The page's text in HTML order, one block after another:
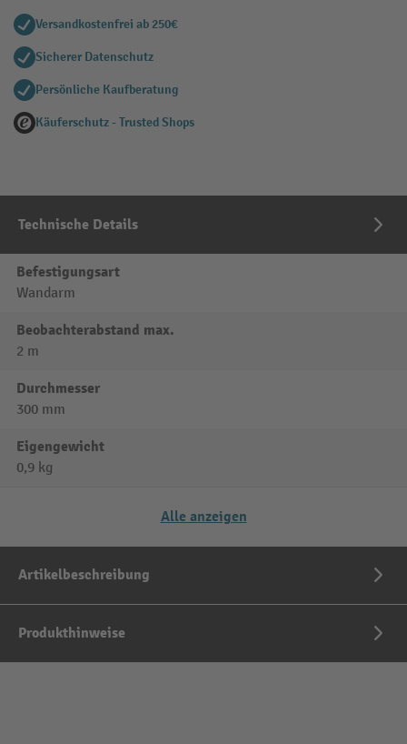
Versandkostenfrei ab 250€
Sicherer Datenschutz
Persönliche Kaufberatung
Käuferschutz - Trusted Shops
Technische Details
Befestigungsart
Wandarm
Beobachterabstand max.
2 m
Durchmesser
300 mm
Eigengewicht
0,9 kg
Alle anzeigen
Artikelbeschreibung
Produkthinweise